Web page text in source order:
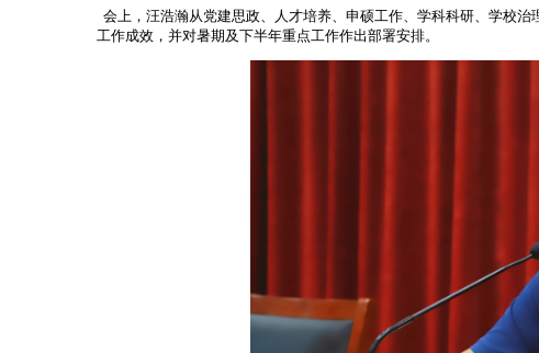
会上，汪浩瀚从党建思政、人才培养、申硕工作、学科科研、学校
工作成效，并对暑期及下半年重点工作作出部署安排。